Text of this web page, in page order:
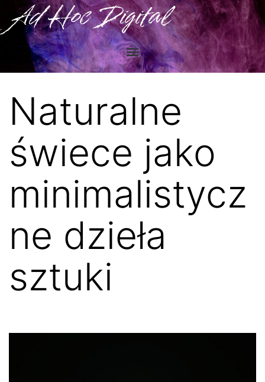
Ad Hoc Digital
Naturalne
świece jako
minimalistycz
ne dzieła
sztuki